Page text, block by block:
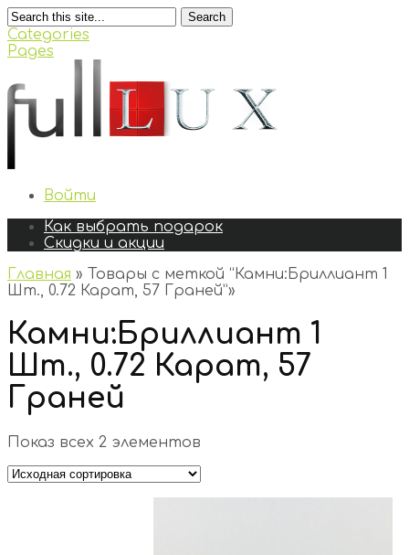
Search
Categories
Pages
Войти
Как выбрать подарок
Скидки и акции
Главная » Товары с меткой “Камни:Бриллиант 1
Шт., 0.72 Карат, 57 Граней”»
Камни:Бриллиант 1
Шт., 0.72 Карат, 57
Граней
Показ всех 2 элементов